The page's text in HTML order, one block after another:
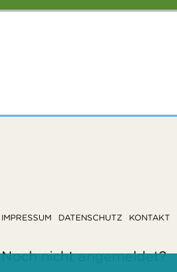
IMPRESSUM DATENSCHUTZ KONTAKT
Noch nicht angemeldet?